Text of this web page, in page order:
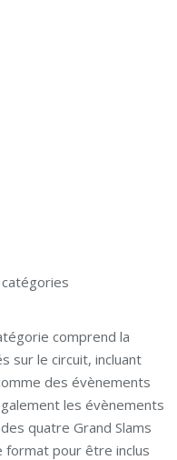
comprend la
sur le circuit, incluant
des évènements
les évènements
quatre Grand Slams
format pour être inclus